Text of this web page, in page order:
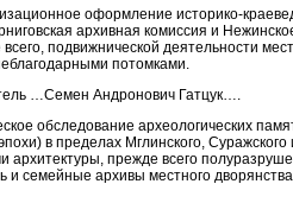
оформление историко-
архивная комиссия и
подвижнической деятельности
потомками.
…Семен Андронович Гатцук….
обследование археологических
в пределах Мглинского,
архитектуры, прежде всего
и семейные архивы местного